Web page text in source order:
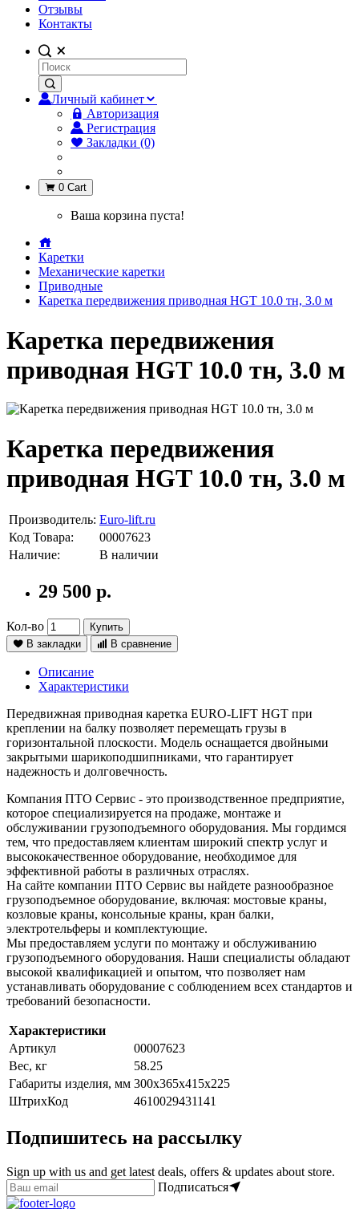
Отзывы
Контакты
Личный кабинет
Авторизация
Регистрация
Закладки (0)
0 Cart
Ваша корзина пуста!
Каретки
Механические каретки
Приводные
Каретка передвижения приводная HGT 10.0 тн, 3.0 м
Каретка передвижения
приводная HGT 10.0 тн, 3.0 м
Каретка передвижения
приводная HGT 10.0 тн, 3.0 м
Производитель: Euro-lift.ru
Код Товара:
00007623
Наличие:
В наличии
29 500 р.
Кол-во
Купить
В закладки
В сравнение
Описание
Характеристики
Передвижная приводная каретка EURO-LIFT HGT при
креплении на балку позволяет перемещать грузы в
горизонтальной плоскости. Модель оснащается двойными
закрытыми шарикоподшипниками, что гарантирует
надежность и долговечность.
Компания ПТО Сервис - это производственное предприятие,
которое специализируется на продаже, монтаже и
обслуживании грузоподъемного оборудования. Мы гордимся
тем, что предоставляем клиентам широкий спектр услуг и
высококачественное оборудование, необходимое для
эффективной работы в различных отраслях.
На сайте компании ПТО Сервис вы найдете разнообразное
грузоподъемное оборудование, включая: мостовые краны,
козловые краны, консольные краны, кран балки,
электротельферы и комплектующие.
Мы предоставляем услуги по монтажу и обслуживанию
грузоподъемного оборудования. Наши специалисты обладают
высокой квалификацией и опытом, что позволяет нам
устанавливать оборудование с соблюдением всех стандартов и
требований безопасности.
Характеристики
Артикул
00007623
Вес, кг
58.25
Габариты изделия, мм 300х365х415х225
ШтрихКод
4610029431141
Подпишитесь на рассылку
Sign up with us and get latest deals, offers & updates about store.
Подписаться